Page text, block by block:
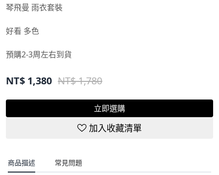
琴飛曼 雨衣套裝
好看 多色
預購2-3周左右到貨
NT$ 1,380 NT$ 1,780
立即選購
加入收藏清單
商品描述 常見問題